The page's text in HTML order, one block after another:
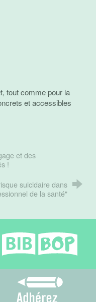
tout comme pour la
et accessibles
et des
!
suicidaire dans
de la santé"
Adhérez au